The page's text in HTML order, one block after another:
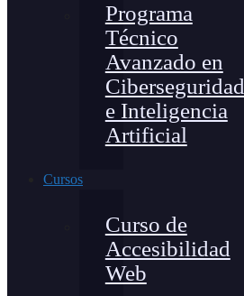
Programa
Técnico
Avanzado en
Ciberseguridad
e Inteligencia
Artificial
Cursos
Curso de
Accesibilidad
Web